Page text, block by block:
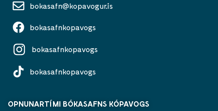
bokasafn@kopavogur.is
bokasafnkopavogs
bokasafnkopavogs
bokasafnkopavogs
OPNUNARTÍMI BÓKASAFNS KÓPAVOGS